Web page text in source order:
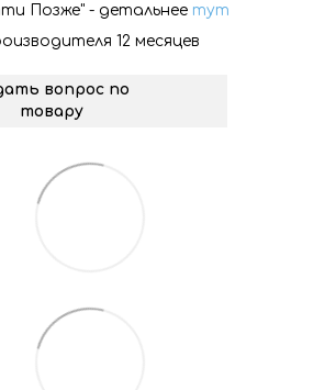
Позже" - детальнее тут
12 месяцев
вопрос по
товару